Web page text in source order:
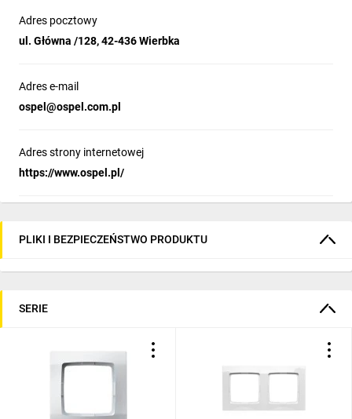
Adres pocztowy
ul. Główna /128, 42-436 Wierbka
Adres e-mail
ospel@ospel.com.pl
Adres strony internetowej
https://www.ospel.pl/
PLIKI I BEZPIECZEŃSTWO PRODUKTU
SERIE